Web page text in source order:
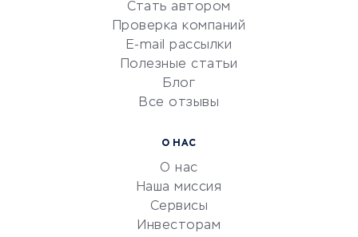
Сервисы по поиску работы
Сетевой маркетинг
УСЛУГИ ДЛЯ БИЗНЕСА
Стать автором
Проверка компаний
E-mail рассылки
Полезные статьи
Блог
Все отзывы
О НАС
О нас
Наша миссия
Сервисы
Инвесторам